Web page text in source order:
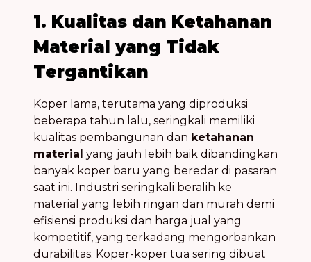
1. Kualitas dan Ketahanan
Material yang Tidak
Tergantikan
Koper lama, terutama yang diproduksi
beberapa tahun lalu, seringkali memiliki
kualitas pembangunan dan ketahanan
material yang jauh lebih baik dibandingkan
banyak koper baru yang beredar di pasaran
saat ini. Industri seringkali beralih ke
material yang lebih ringan dan murah demi
efisiensi produksi dan harga jual yang
kompetitif, yang terkadang mengorbankan
durabilitas. Koper-koper tua sering dibuat